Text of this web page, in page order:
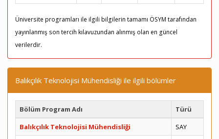
Üniversite programları ile ilgili bilgilerin tamamı ÖSYM tarafından
yayınlanmış son tercih kılavuzundan alınmış olan en güncel
verilerdir.
Balıkçılık Teknolojisi Mühendisliği ile ilgili bölümler
Bölüm Program Adı
Türü
Balıkçılık Teknolojisi Mühendisliği
SAY